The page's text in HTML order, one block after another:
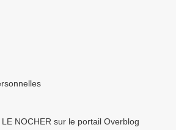
NOCHER sur le portail Overblog